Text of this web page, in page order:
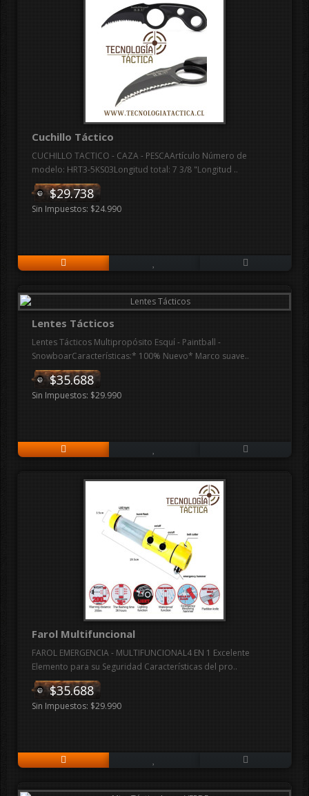
Cuchillo Táctico
CUCHILLO TACTICO - CAZA - PESCAArtículo Número de
modelo: HRT3-5KS03Longitud total: 7 3/8 "Longitud ..
$29.738
Sin Impuestos: $24.990
Lentes Tácticos
Lentes Tácticos Multipropósito Esquí - Paintball -
SnowboarCaracterísticas:* 100% Nuevo* Marco suave..
$35.688
Sin Impuestos: $29.990
Farol Multifuncional
FAROL EMERGENCIA - MULTIFUNCIONAL4 EN 1 Excelente
Elemento para su Seguridad Características del pro..
$35.688
Sin Impuestos: $29.990